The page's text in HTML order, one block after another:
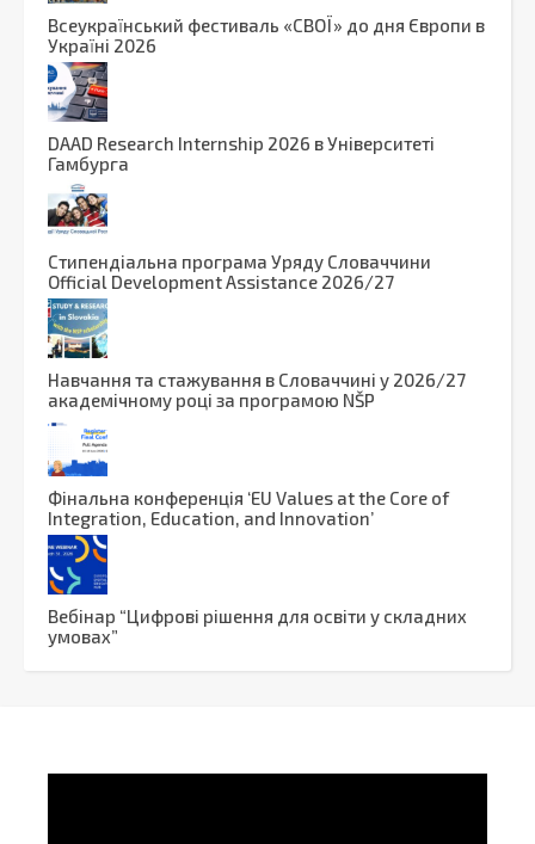
Вcеукраїнський фестиваль «СВОЇ» до дня Європи в
Україні 2026
DAAD Research Internship 2026 в Університеті
Гамбурга
Стипендіальна програма Уряду Словаччини
Official Development Assistance 2026/27
Навчання та стажування в Словаччині у 2026/27
академічному році за програмою NŠP
Фінальна конференція ‘EU Values at the Core of
Integration, Education, and Innovation’
Вебінар “Цифрові рішення для освіти у складних
умовах”